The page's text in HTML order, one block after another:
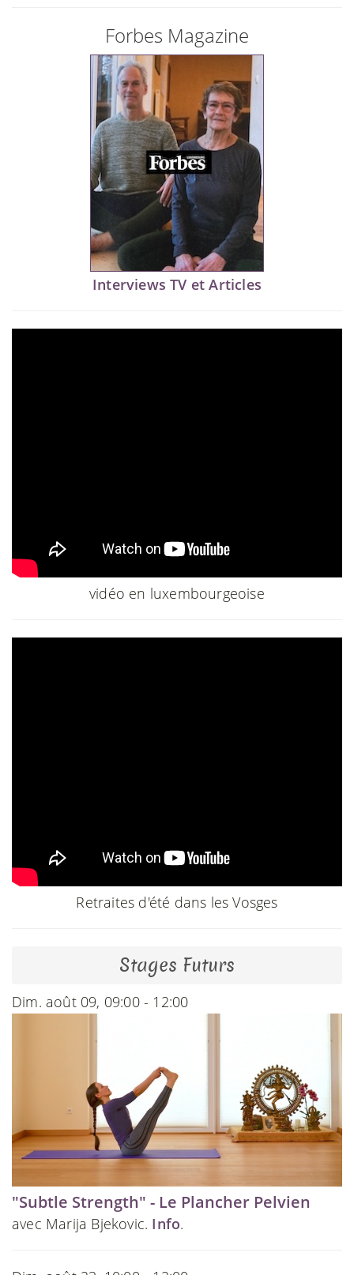
Forbes Magazine
Interviews TV et Articles
vidéo en luxembourgeoise
Retraites d'été dans les Vosges
Stages Futurs
Dim. août 09, 09:00 - 12:00
"Subtle Strength" - Le Plancher Pelvien
avec Marija Bjekovic. Info.